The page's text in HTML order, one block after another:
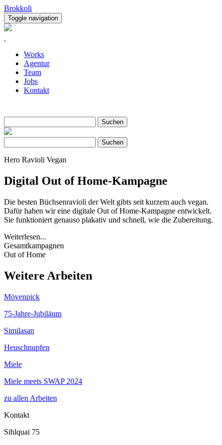
Brokkoli
Toggle navigation
Works
Agentur
Team
Jobs
Kontakt
Suchen
Suchen
Hero Ravioli Vegan
Digital Out of Home-Kampagne
Die besten Büchsenravioli der Welt gibts seit kurzem auch vegan.
Dafür haben wir eine digitale Out of Home-Kampagne entwickelt.
Sie funktioniert genauso plakativ und schnell, wie die Zubereitung.
Weiterlesen...
Gesamtkampagnen
Out of Home
Weitere Arbeiten
Mövenpick
75-Jahre-Jubiläum
Similasan
Heuschnupfen
Miele
Miele meets SWAP 2024
zu allen Arbeiten
Kontakt
Sihlquai 75